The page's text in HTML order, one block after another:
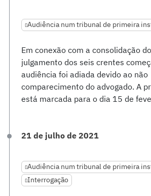
Audiência num tribunal de primeira
Em conexão com a consolidação
julgamento dos seis crentes
audiência foi adiada devido ao não
comparecimento do advogado. A
está marcada para o dia 15 de
21 de julho de 2021
Audiência num tribunal de primeira
Interrogação